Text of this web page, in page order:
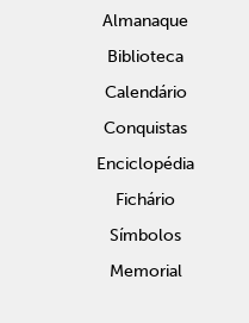
Almanaque
Biblioteca
Calendário
Conquistas
Enciclopédia
Fichário
Símbolos
Memorial